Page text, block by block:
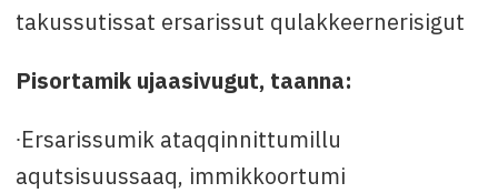
takussutissat ersarissut qulakkeernerisigut
Pisortamik ujaasivugut, taanna:
∙Ersarissumik ataqqinnittumillu
aqutsisuussaaq, immikkoortumi